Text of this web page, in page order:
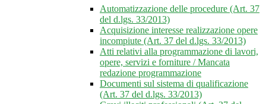
Automatizzazione delle procedure (Art. 37
del d.lgs. 33/2013)
Acquisizione interesse realizzazione opere
incompiute (Art. 37 del d.lgs. 33/2013)
Atti relativi alla programmazione di lavori,
opere, servizi e forniture / Mancata
redazione programmazione
Documenti sul sistema di qualificazione
(Art. 37 del d.lgs. 33/2013)